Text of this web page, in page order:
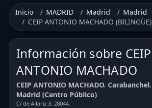
Inicio MADRID Madrid
Madrid
CEIP ANTONIO MACHADO (BILINGÜE)
Información sobre CEIP
ANTONIO MACHADO
CEIP ANTONIO MACHADO. Carabanchel.
Madrid (Centro Público)
C/ de Allariz 3. 28044.